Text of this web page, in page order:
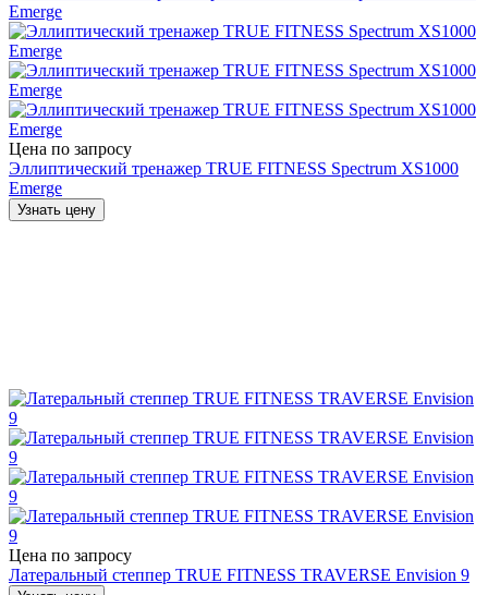
Цена по запросу
Эллиптический тренажер TRUE FITNESS Spectrum XS1000
Emerge
Узнать цену
Цена по запросу
Латеральный степпер TRUE FITNESS TRAVERSE Envision 9